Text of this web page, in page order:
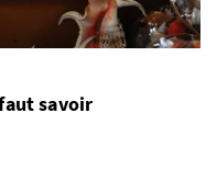
savoir